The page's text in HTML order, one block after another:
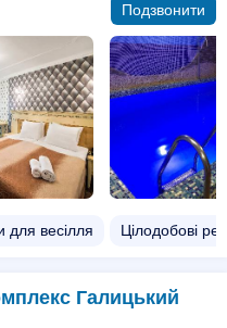
Подзвонити
для весілля Цілодобові
Галицький